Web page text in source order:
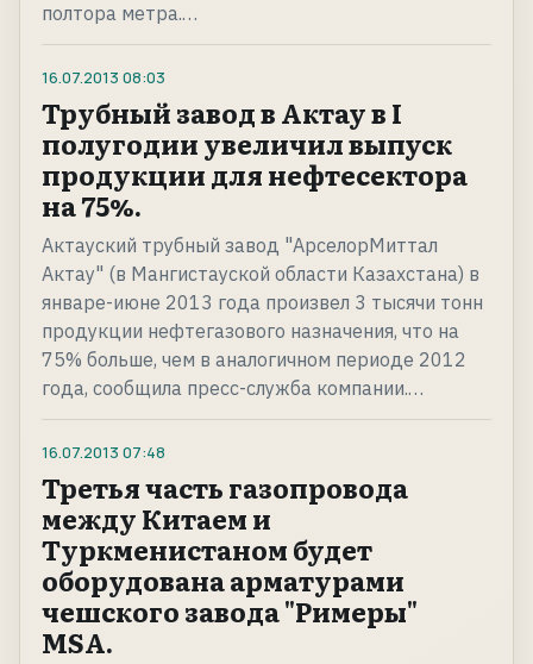
полтора метра.…
16.07.2013 08:03
Трубный завод в Актау в I
полугодии увеличил выпуск
продукции для нефтесектора
на 75%.
Актауский трубный завод "АрселорМиттал
Актау" (в Мангистауской области Казахстана) в
январе-июне 2013 года произвел 3 тысячи тонн
продукции нефтегазового назначения, что на
75% больше, чем в аналогичном периоде 2012
года, сообщила пресс-служба компании.…
16.07.2013 07:48
Третья часть газопровода
между Китаем и
Туркменистаном будет
оборудована арматурами
чешского завода "Римеры"
MSA.